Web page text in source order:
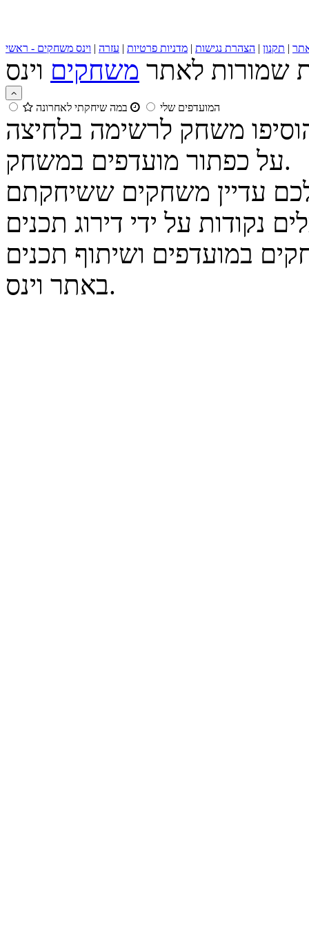
| תקנון | הצהרת נגישות | מדניות פרטיות | עזרה | וינס משחקים - ראשי
שמורות לאתר משחקים
המועדפים שלי במה שיחקתי לאחרונה
משחק לרשימה בלחיצה
על כפתור מועדפים במשחק.
על ידי דירוג תכנים
במועדפים ושיתוף תכנים
באתר וינס.